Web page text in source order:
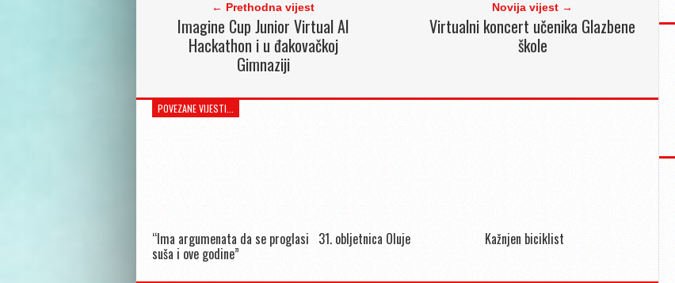
← Prethodna vijest
Imagine Cup Junior Virtual AI
Hackathon i u đakovačkoj
Gimnaziji
Novija vijest →
Virtualni koncert učenika Glazbene
škole
POVEZANE VIJESTI...
“Ima argumenata da se proglasi
suša i ove godine”
31. obljetnica Oluje Kažnjen biciklist